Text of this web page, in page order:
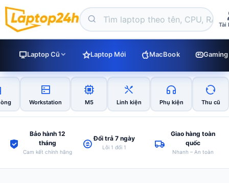
Tài
Laptop Cũ Laptop Mới MacBook Gaming
Workstation M5 Linh kiện Phụ kiện Thu cũ
Bảo hành 12
tháng
Cam kết chính hãng
Đổi trả 7 ngày
Lỗi 1 đổi 1
Giao hàng toàn
quốc
Nhanh – An toàn